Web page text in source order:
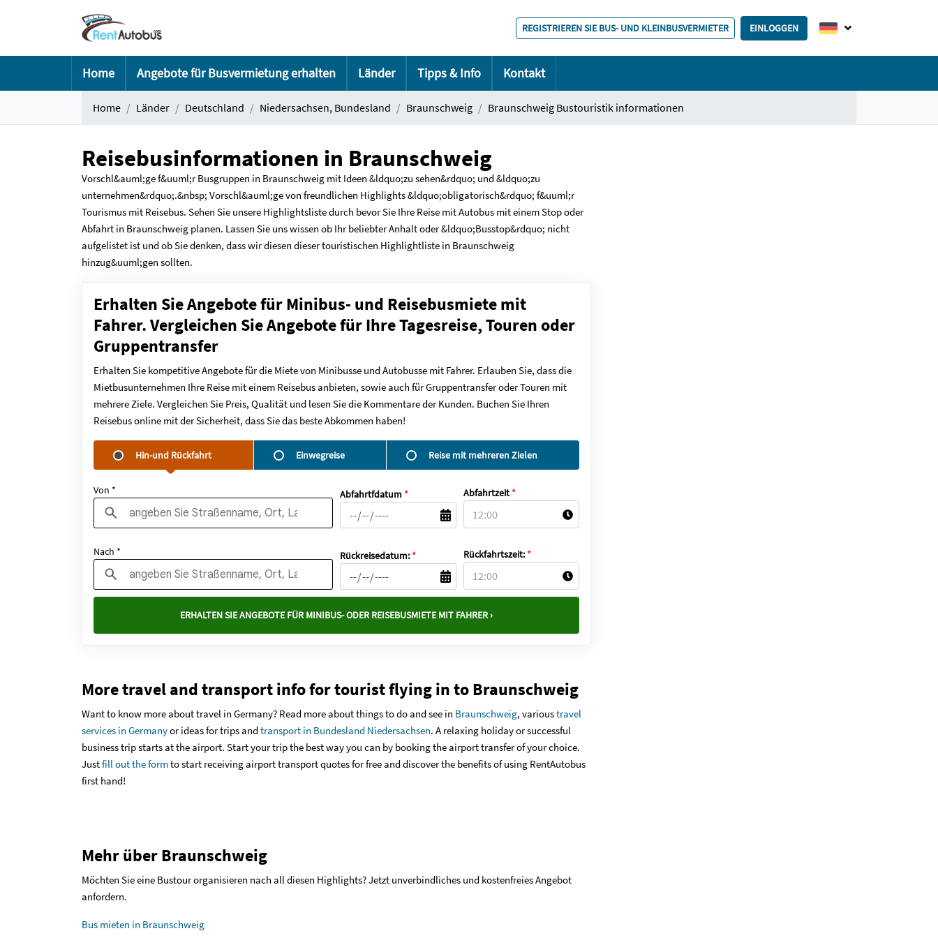
REGISTRIEREN SIE BUS- UND KLEINBUSVERMIETER EINLOGGEN
Home Angebote für Busvermietung erhalten Länder Tipps & Info Kontakt
Home Länder Deutschland Niedersachsen, Bundesland Braunschweig Braunschweig Bustouristik informationen
Reisebusinformationen in Braunschweig
Vorschl&auml;ge f&uuml;r Busgruppen in Braunschweig mit Ideen &ldquo;zu sehen&rdquo; und &ldquo;zu
unternehmen&rdquo;.&nbsp; Vorschl&auml;ge von freundlichen Highlights &ldquo;obligatorisch&rdquo; f&uuml;r
Tourismus mit Reisebus. Sehen Sie unsere Highlightsliste durch bevor Sie Ihre Reise mit Autobus mit einem Stop oder
Abfahrt in Braunschweig planen. Lassen Sie uns wissen ob Ihr beliebter Anhalt oder &ldquo;Busstop&rdquo; nicht
aufgelistet ist und ob Sie denken, dass wir diesen dieser touristischen Highlightliste in Braunschweig
hinzug&uuml;gen sollten.
Erhalten Sie Angebote für Minibus- und Reisebusmiete mit
Fahrer. Vergleichen Sie Angebote für Ihre Tagesreise, Touren oder
Gruppentransfer
Erhalten Sie kompetitive Angebote für die Miete von Minibusse und Autobusse mit Fahrer. Erlauben Sie, dass die
Mietbusunternehmen Ihre Reise mit einem Reisebus anbieten, sowie auch für Gruppentransfer oder Touren mit
mehrere Ziele. Vergleichen Sie Preis, Qualität und lesen Sie die Kommentare der Kunden. Buchen Sie Ihren
Reisebus online mit der Sicherheit, dass Sie das beste Abkommen haben!
Hin-und Rückfahrt Einwegreise Reise mit mehreren Zielen
Von * Abfahrtfdatum * Abfahrtzeit *
Nach * Rückreisedatum: * Rückfahrtszeit: *
ERHALTEN SIE ANGEBOTE FÜR MINIBUS- ODER REISEBUSMIETE MIT FAHRER ›
More travel and transport info for tourist flying in to Braunschweig
Want to know more about travel in Germany? Read more about things to do and see in Braunschweig, varioustravel
services in Germanyor ideas for trips andtransport in Bundesland Niedersachsen. A relaxing holiday or successful
business trip starts at the airport. Start your trip the best way you can by booking the airport transfer of your choice.
Justfill out the formto start receiving airport transport quotes for free and discover the benefits of using RentAutobus
first hand!
Mehr über Braunschweig
Möchten Sie eine Bustour organisieren nach all diesen Highlights? Jetzt unverbindliches und kostenfreies Angebot
anfordern.
Bus mieten in Braunschweig